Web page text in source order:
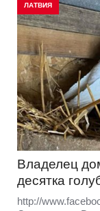
ЛАТВИЯ
Владелец
десятка
http://